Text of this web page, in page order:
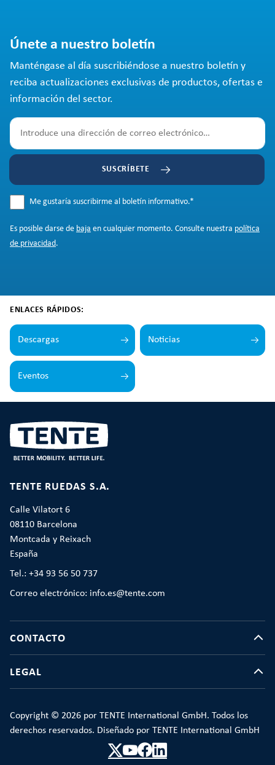
Únete a nuestro boletín
Manténgase al día suscribiéndose a nuestro boletín y
reciba actualizaciones exclusivas de productos, ofertas e
información del sector.
SUSCRÍBETE
Me gustaría suscribirme al boletín informativo.*
Es posible darse de baja en cualquier momento. Consulte nuestra política
de privacidad.
ENLACES RÁPIDOS:
Descargas Noticias
Eventos
TENTE RUEDAS S.A.
Calle Vilatort 6
08110 Barcelona
Montcada y Reixach
España
Tel.: +34 93 56 50 737
Correo electrónico: info.es@tente.com
CONTACTO
LEGAL
Copyright © 2026 por TENTE International GmbH. Todos los
derechos reservados. Diseñado por TENTE International GmbH